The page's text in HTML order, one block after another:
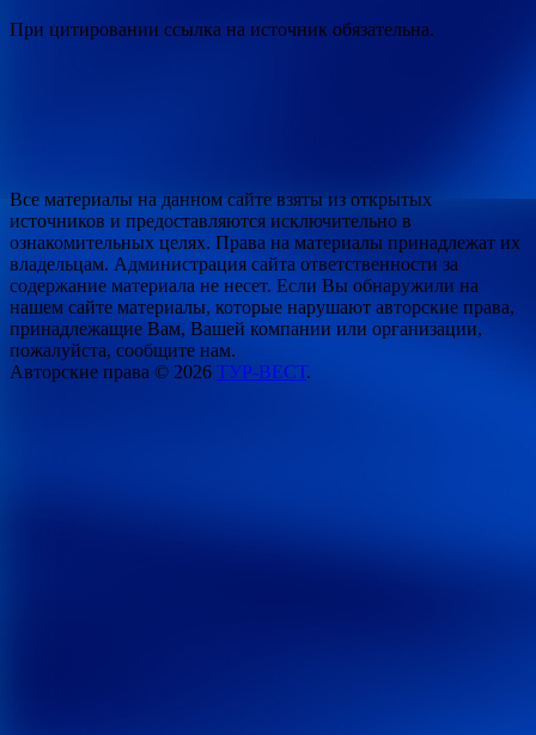
При цитировании ссылка на источник обязательна.
Все материалы на данном сайте взяты из открытых
источников и предоставляются исключительно в
ознакомительных целях. Права на материалы принадлежат их
владельцам. Администрация сайта ответственности за
содержание материала не несет. Если Вы обнаружили на
нашем сайте материалы, которые нарушают авторские права,
принадлежащие Вам, Вашей компании или организации,
пожалуйста, сообщите нам.
Авторские права © 2026 ТУР-ВЕСТ.